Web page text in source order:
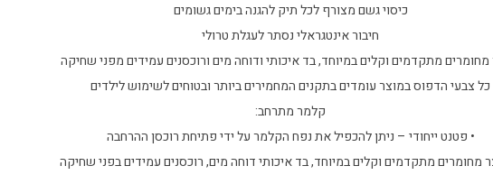
כיסוי גשם מצורף לכל תיק להגנה בימים גשומים
חיבור אינטגראלי נסתר לעגלת טרולי
מחומרים מתקדמים וקלים במיוחד, בד איכותי ודוחה מים ורוכסנים עמידים מפני שחיקה
כל צבעי הדפוס במוצר עומדים בתקנים המחמירים ביותר ובטוחים לשימוש לילדים
קלמר מתרחב:
• פטנט ייחודי – ניתן להכפיל את נפח הקלמר על ידי פתיחת רוכסן ההרחבה
מחומרים מתקדמים וקלים במיוחד, בד איכותי דוחה מים, רוכסנים עמידים בפני שחיקה